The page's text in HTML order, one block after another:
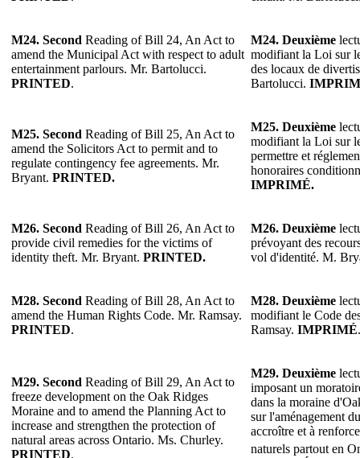
M24. Second Reading of Bill 24, An Act to
amend the Municipal Act with respect to adult
entertainment parlours. Mr. Bartolucci.
PRINTED.
M24. Deuxième
modifiant la Loi sur
des locaux de
Bartolucci.
M25. Second Reading of Bill 25, An Act to
amend the Solicitors Act to permit and to
regulate contingency fee agreements. Mr.
Bryant. PRINTED.
M25. Deuxième
modifiant la Loi sur
permettre et
honoraires
IMPRIMÉ.
M26. Second Reading of Bill 26, An Act to
provide civil remedies for the victims of
identity theft. Mr. Bryant. PRINTED.
M26. Deuxième
prévoyant des
vol d'identité. M.
M28. Second Reading of Bill 28, An Act to
amend the Human Rights Code. Mr. Ramsay.
PRINTED.
M28. Deuxième
modifiant le Code
Ramsay. IMPRIMÉ.
M29. Second Reading of Bill 29, An Act to
freeze development on the Oak Ridges
Moraine and to amend the Planning Act to
increase and strengthen the protection of
natural areas across Ontario. Ms. Churley.
PRINTED.
M29. Deuxième
imposant un
dans la moraine
sur l'aménagement
accroître et à
naturels partout en